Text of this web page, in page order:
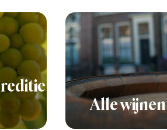
Alle wijnen